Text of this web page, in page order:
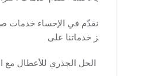
نقدّم في الإحساء خدمات
ز خدماتنا على
الحل الجذري للأعطال